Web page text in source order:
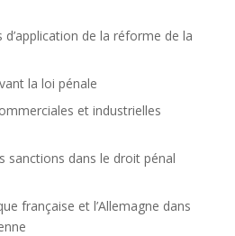
d’application de la réforme de la
la loi pénale
et industrielles
sanctions dans le droit pénal
française et l’Allemagne dans